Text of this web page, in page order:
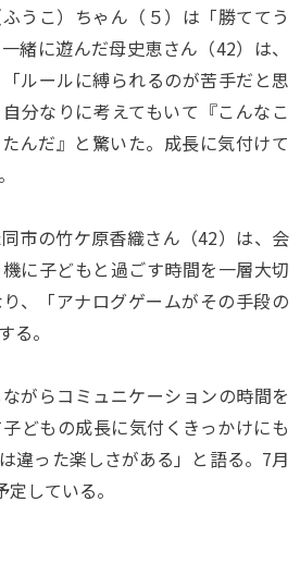
うこ）ちゃん（５）は「勝ててう
緒に遊んだ母史恵さん（42）は、
ルールに縛られるのが苦手だと思
分なりに考えてもいて『こんなこ
んだ』と驚いた。成長に気付けて
市の竹ケ原香織さん（42）は、会
に子どもと過ごす時間を一層大切
、「アナログゲームがその手段の
る。
がらコミュニケーションの時間を
どもの成長に気付くきっかけにも
違った楽しさがある」と語る。7月
している。